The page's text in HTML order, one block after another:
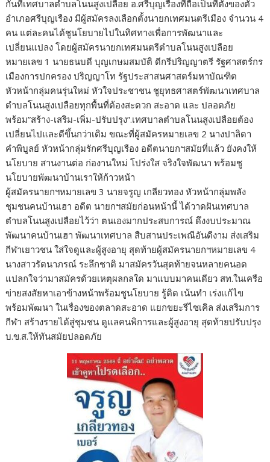
กันที่เทศบาลตำบลโนนสูงเปลือย อ.ศรีบุญเรืองที่ถือเป็นที่ตั้งของตัว
อำเภอศรีบุญเรือง มีผู้สมัครลงเลือกตั้งนายกเทศมนตรีเมือง จำนวน 4
คน แต่ละคนได้ชูนโยบายไปในทิศทางเพื่อการพัฒนาและ
เปลี่ยนแปลง โดยผู้สมัครนายกเทศมนตรีตำบลโนนสูงเปลือย
หมายเลข 1 นายธนบดี บุญเกษมสมบัติ ดีกรีปริญญาตรี รัฐศาสตร์กร
เมืองการปกครอง ปริญญาโท รัฐประสาสนศาสตร์มหาบัณฑิต
หัวหน้ากลุ่มคนรุ่นใหม่ หัวใจประชาชน ชูยุทธศาสตร์พัฒนาเทศบาล
ตำบลโนนสูงเปลือยทุกพื้นที่ต้องสะดวก สะอาด และ ปลอดภัย
พร้อม”สร้าง-เสริม-เพิ่ม-ปรับปรุง”.เทศบาลตำบลโนนสูงเปลือยต้อง
เปลี่ยนไปและดีขึ้นกว่าเดิม ขณะที่ผู้สมัครหมายเลข 2 นางปาลิดา
คำพิบูลย์ หัวหน้ากลุ่มรักศรีบุญเรือง อดีตนายกฯสมัยที่แล้ว ยังคงให้
นโยบาย สานงานต่อ ก่องานใหม่ โปร่งใส จริงใจพัฒนา พร้อมชู
นโยบายพัฒนาบ้านเราให้ก้าวหน้า
ผู้สมัครนายกฯหมายเลข 3 นายจรูญ เกลียวทอง หัวหน้ากลุ่มพลัง
ชุมชนคนบ้านเฮา อดีต นายกฯสมัยก่อนหน้านี้ ได้วาดฝันเทศบาล
ตำบลโนนสูงเปลือยไว้ว่า ตนเองมากประสบการณ์ ดึงงบประมาณ
พัฒนาคนบ้านเฮา พัฒนาเทศบาล สืบสานประเพณีอันดีงาม ส่งเสริม
กีฬาเยาวชน ใส่ใจดูและผู้สูงอายุ สุดท้ายผู้สมัครนายกฯหมายเลข 4
นางสาวรัตนาภรณ์ ระลึกชาติ มาสมัครวันสุดท้ายจนหลายคนอด
แปลกใจว่ามาสมัครด้วยเหตุผลกลใด มาแบบมาคนเดียว สท.ในเครือ
ข่ายสงสัยหาเอาข้างหน้าพร้อมชูนโยบาย รู้ติด เน้นทำ เร่งแก้ไข
พร้อมพัฒนา ในเรื่องของตลาดสะอาด แยกขยะรีไซเคิล ส่งเสริมการ
กีฬา สร้างรายได้สู่ชุมชน ดูแลคนพิการและผู้สูงอายุ สุดท้ายปรับปรุง
บ.ข.ส.ให้ทันสมัยปลอดภัย